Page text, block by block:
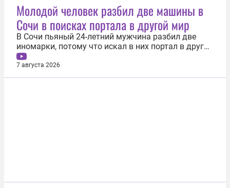
решение 7 августа принял Красносельский
районный суд города. Следствием установлено...
Молодой человек разбил две машины в
Сочи в поисках портала в другой мир
В Сочи пьяный 24-летний мужчина разбил две
иномарки, потому что искал в них портал в другой
мир. Об этом 7 августа сообщили в ГУ МВД по
Краснодарскому краю. Инцидент произошел на
Лысой горе. Молодой человек в состоянии
7 августа 2026